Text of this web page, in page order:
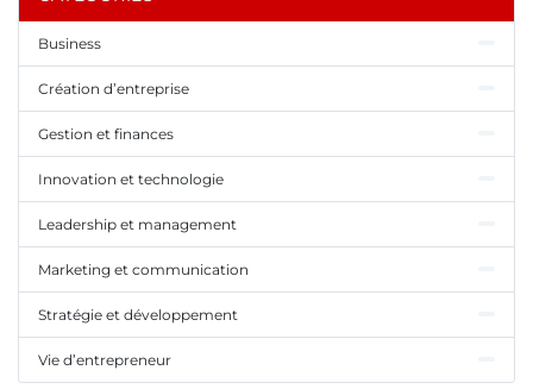
Business
Création d’entreprise
Gestion et finances
Innovation et technologie
Leadership et management
Marketing et communication
Stratégie et développement
Vie d’entrepreneur